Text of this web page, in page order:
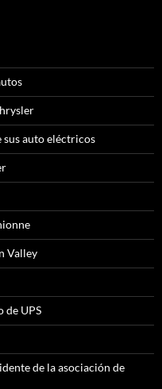
auto eléctricos
Valley
de UPS
de la asociación de